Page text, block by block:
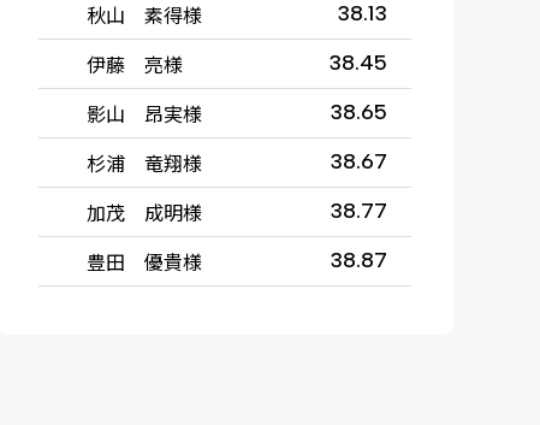
秋山 素得様 38.13
伊藤 亮様 38.45
影山 昂実様 38.65
杉浦 竜翔様 38.67
加茂 成明様 38.77
豊田 優貴様 38.87